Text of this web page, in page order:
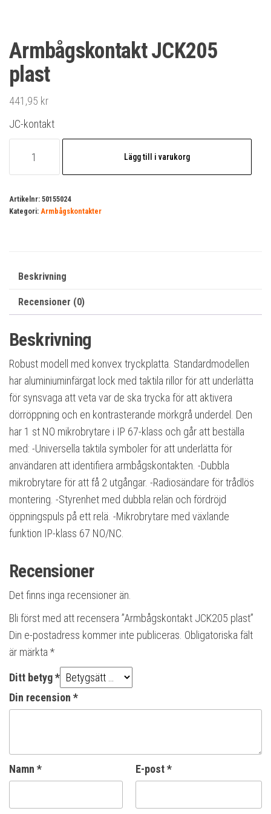
Armbågskontakt JCK205
plast
441,95 kr
JC-kontakt
JCK205
mängd
Lägg till i varukorg
Artikelnr: 50155024
Kategori: Armbågskontakter
Beskrivning
Recensioner (0)
Beskrivning
Robust modell med konvex tryckplatta. Standardmodellen
har aluminiuminfärgat lock med taktila rillor för att underlätta
för synsvaga att veta var de ska trycka för att aktivera
dörröppning och en kontrasterande mörkgrå underdel. Den
har 1 st NO mikrobrytare i IP 67-klass och går att beställa
med: -Universella taktila symboler för att underlätta för
användaren att identifiera armbågskontakten. -Dubbla
mikrobrytare för att få 2 utgångar. -Radiosändare för trådlös
montering. -Styrenhet med dubbla relän och fördröjd
öppningspuls på ett relä. -Mikrobrytare med växlande
funktion IP-klass 67 NO/NC.
Recensioner
Det finns inga recensioner än.
Bli först med att recensera ”Armbågskontakt JCK205 plast”
Din e-postadress kommer inte publiceras. Obligatoriska fält
är märkta *
Ditt betyg*
Din recension *
Namn * E-post*